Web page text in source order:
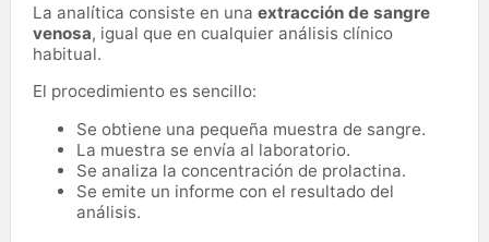
La analítica consiste en una extracción de sangre
venosa, igual que en cualquier análisis clínico
habitual.
El procedimiento es sencillo:
Se obtiene una pequeña muestra de sangre.
La muestra se envía al laboratorio.
Se analiza la concentración de prolactina.
Se emite un informe con el resultado del
análisis.